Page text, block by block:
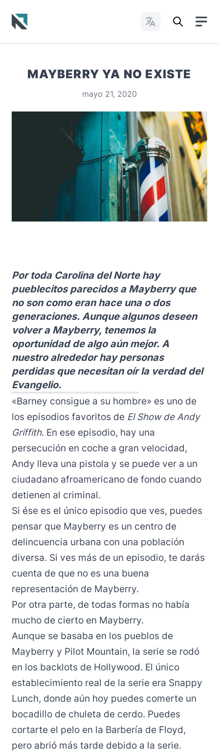
Cambiar idioma
MAYBERRY YA NO EXISTE
mayo 21, 2020
Por toda Carolina del Norte hay
pueblecitos parecidos a Mayberry que
no son como eran hace una o dos
generaciones. Aunque algunos deseen
volver a Mayberry, tenemos la
oportunidad de algo aún mejor. A
nuestro alrededor hay personas
perdidas que necesitan oír la verdad del
Evangelio.
«Barney consigue a su hombre» es uno de
los episodios favoritos de El Show de Andy
Griffith. En ese episodio, hay una
persecución en coche a gran velocidad,
Andy lleva una pistola y se puede ver a un
ciudadano afroamericano de fondo cuando
detienen al criminal.
Si ése es el único episodio que ves, puedes
pensar que Mayberry es un centro de
delincuencia urbana con una población
diversa. Si ves más de un episodio, te darás
cuenta de que no es una buena
representación de Mayberry.
Por otra parte, de todas formas no había
mucho de cierto en Mayberry.
Aunque se basaba en los pueblos de
Mayberry y Pilot Mountain, la serie se rodó
en los backlots de Hollywood. El único
establecimiento real de la serie era Snappy
Lunch, donde aún hoy puedes comerte un
bocadillo de chuleta de cerdo. Puedes
cortarte el pelo en la Barbería de Floyd,
pero abrió más tarde debido a la serie.